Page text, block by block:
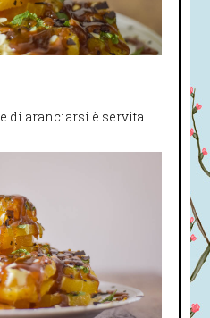
di aranciarsi è servita.